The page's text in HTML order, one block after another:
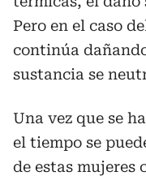
Pero en el caso
continúa
sustancia se
Una vez que se
el tiempo se
de estas mujeres